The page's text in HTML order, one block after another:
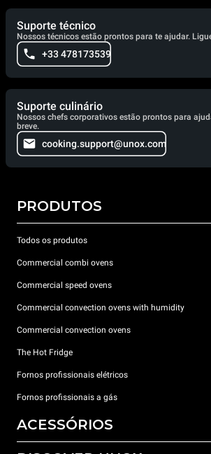
Suporte técnico
Nossos técnicos estão prontos para te ajudar.
+33 478173539
Suporte culinário
Nossos chefs corporativos estão prontos para
breve.
cooking.support@unox.com
PRODUTOS
Todos os produtos
Commercial combi ovens
Commercial speed ovens
Commercial convection ovens with humidity
Commercial convection ovens
The Hot Fridge
Fornos profissionais elétricos
Fornos profissionais a gás
ACESSÓRIOS